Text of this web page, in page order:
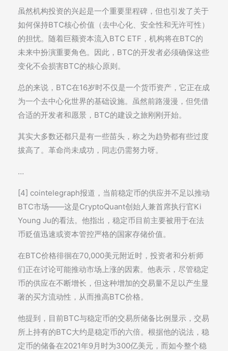
虽然机构投资的兴起是一个重要里程碑，但也引发了关于
如何保持BTC核心价值（去中心化、安全性和无许可性）
的担忧。随着巨额资本流入BTC ETF，机构将在BTC的
未来中扮演重要角色。因此，BTC的开发者必须确保这些
变化不会损害BTC的核心原则。
总的来说，BTC在16岁时不仅是一个货币资产，它正在成
为一个去中心化世界的基础设施。虽然前路漫漫，但凭借
合适的开发者和愿景，BTC的建设之旅刚刚开始。
其实大多数还都只是有一些苗头，称之为趋势都有些过度
拔高了。革命尚未成功，同志仍需努力呀。
…
[4] cointelegraph报道，当前稳定币的供应并不足以推动
BTC市场——这是CryptoQuant创始人兼首席执行官Ki
Young Ju的看法。他指出，稳定币目前主要被用于在法
币贬值迅速或资本管控严格的国家存储价值。
在BTC价格徘徊在70,000美元附近时，投资者和分析师
们正在讨论可能推动市场上涨的因素。他表示，尽管稳定
币的供应在不断增长，但这种增加的交易量不足以产生显
著的买方流动性，从而推高BTC价格。
他提到，目前BTC与稳定币的交易所储备比例显示，交易
所上持有的BTC大约是稳定币的六倍。根据他的说法，稳
定币的储备在2021年9月时为300亿美元，而如今整个稳